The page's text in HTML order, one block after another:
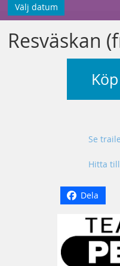
Välj datum
Resväskan
Se
Hitta
Dela